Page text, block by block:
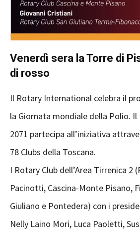
Venerdì sera la Torre di
di rosso
Il Rotary International celebra il
la Giornata mondiale della Polio.
2071 partecipa all’iniziativa
78 Clubs della Toscana.
I Rotary Club dell’Area Tirrenica 2
Pacinotti, Cascina-Monte Pisano,
Giuliano e Pontedera) con i
Nelly Laino Mori, Luca Paoletti,